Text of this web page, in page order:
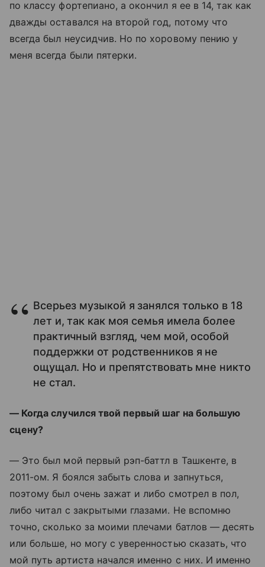
по классу фортепиано, а окончил я ее в 14, так как
дважды оставался на второй год, потому что
всегда был неусидчив. Но по хоровому пению у
меня всегда были пятерки.
Всерьез музыкой я занялся только в 18
лет и, так как моя семья имела более
практичный взгляд, чем мой, особой
поддержки от родственников я не
ощущал. Но и препятствовать мне никто
не стал.
— Когда случился твой первый шаг на большую
сцену?
— Это был мой первый рэп-баттл в Ташкенте, в
2011-ом. Я боялся забыть слова и запнуться,
поэтому был очень зажат и либо смотрел в пол,
либо читал с закрытыми глазами. Не вспомню
точно, сколько за моими плечами батлов — десять
или больше, но могу с уверенностью сказать, что
мой путь артиста начался именно с них. И именно